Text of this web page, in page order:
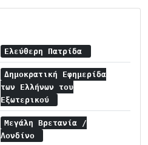
Ελεύθερη Πατρίδα
Δημοκρατική Εφημερίδα
των Ελλήνων του
Εξωτερικού
Μεγάλη Βρετανία /
Λονδίνο